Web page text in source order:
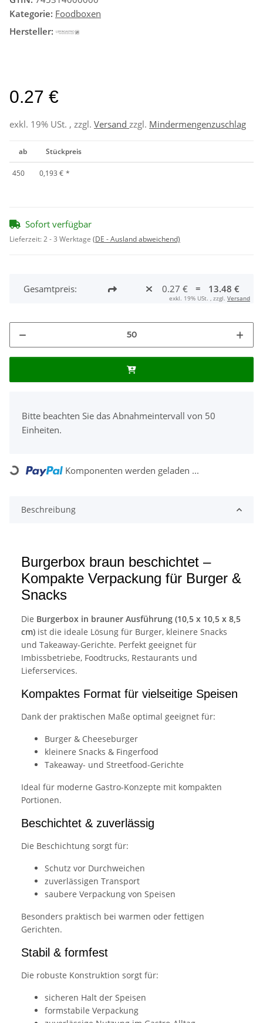
Kategorie: Foodboxen
Hersteller:
0.27 €
exkl. 19% USt. , zzgl. Versand zzgl. Mindermengenzuschlag
ab Stückpreis
450 0,193 € *
Sofort verfügbar
Lieferzeit:2 - 3 Werktage (DE - Ausland abweichend)
Gesamtpreis: 0.27 € = 13.48 €
exkl. 19% USt. , zzgl. Versand
Bitte beachten Sie das Abnahmeintervall von 50
Einheiten.
Loading... Komponenten werden geladen ...
Beschreibung
Burgerbox braun beschichtet –
Kompakte Verpackung für Burger &
Snacks
Die Burgerbox in brauner Ausführung (10,5 x 10,5 x 8,5
cm) ist die ideale Lösung für Burger, kleinere Snacks
und Takeaway-Gerichte. Perfekt geeignet für
Imbissbetriebe, Foodtrucks, Restaurants und
Lieferservices.
Kompaktes Format für vielseitige Speisen
Dank der praktischen Maße optimal geeignet für:
Burger & Cheeseburger
kleinere Snacks & Fingerfood
Takeaway- und Streetfood-Gerichte
Ideal für moderne Gastro-Konzepte mit kompakten
Portionen.
Beschichtet & zuverlässig
Die Beschichtung sorgt für:
Schutz vor Durchweichen
zuverlässigen Transport
saubere Verpackung von Speisen
Besonders praktisch bei warmen oder fettigen
Gerichten.
Stabil & formfest
Die robuste Konstruktion sorgt für:
sicheren Halt der Speisen
formstabile Verpackung